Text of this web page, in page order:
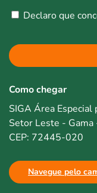
Declaro que
Como chegar
SIGA Área Especial
Setor Leste - Gama
CEP: 72445-020
Navegue pelo